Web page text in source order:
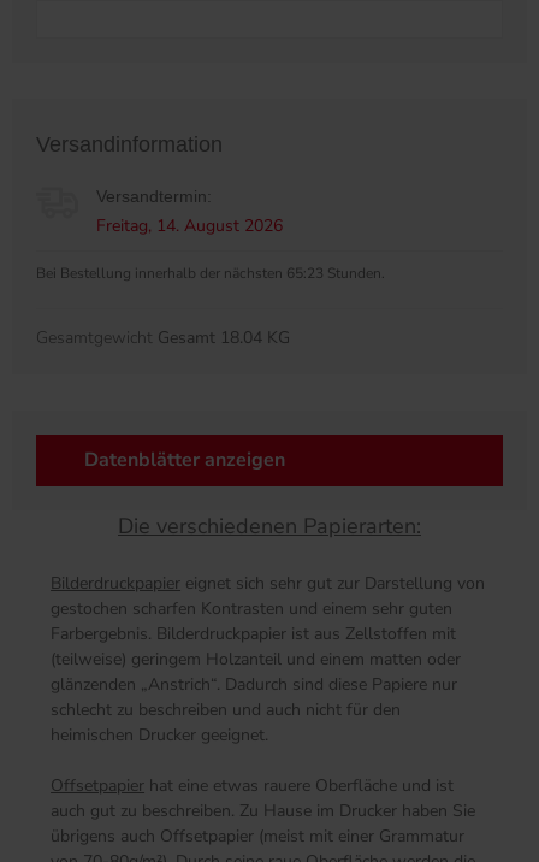
Versandinformation
Versandtermin:
Freitag, 14. August 2026
Bei Bestellung innerhalb der nächsten 65:23 Stunden.
Gesamtgewicht Gesamt 18.04 KG
Datenblätter anzeigen
Die verschiedenen Papierarten:
Bilderdruckpapier eignet sich sehr gut zur Darstellung von
gestochen scharfen Kontrasten und einem sehr guten
Farbergebnis. Bilderdruckpapier ist aus Zellstoffen mit
(teilweise) geringem Holzanteil und einem matten oder
glänzenden „Anstrich“. Dadurch sind diese Papiere nur
schlecht zu beschreiben und auch nicht für den
heimischen Drucker geeignet.
Offsetpapier hat eine etwas rauere Oberfläche und ist
auch gut zu beschreiben. Zu Hause im Drucker haben Sie
übrigens auch Offsetpapier (meist mit einer Grammatur